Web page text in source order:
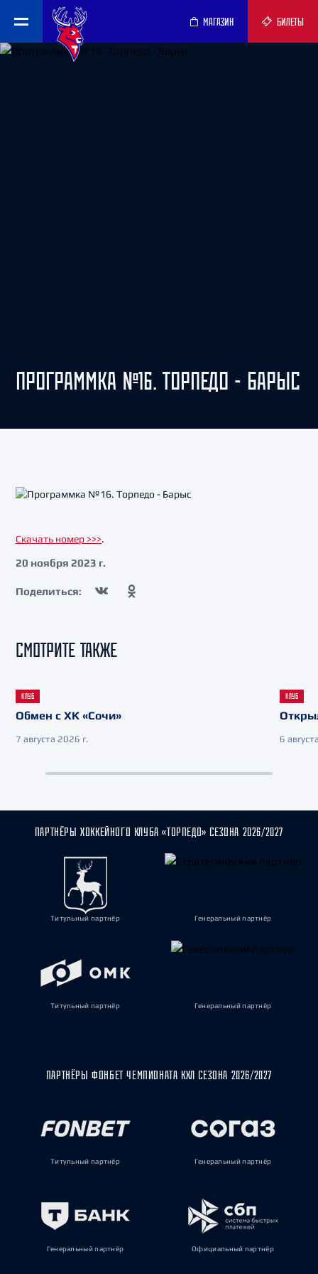
МАГАЗИН БИЛЕТЫ
ПРОГРАММКА №16. ТОРПЕДО - БАРЫС
Скачать номер >>>.
20 ноября 2023 г.
Поделиться:
СМОТРИТЕ ТАКЖЕ
КЛУБ
Обмен с ХК «Сочи»
7 августа 2026 г.
КЛУБ
6
ПАРТНЁРЫ ХОККЕЙНОГО КЛУБА «ТОРПЕДО» СЕЗОНА 2026/2027
Титульный партнёр Генеральный партнёр
Титульный партнёр Генеральный партнёр
ПАРТНЁРЫ ФОНБЕТ ЧЕМПИОНАТА КХЛ СЕЗОНА 2026/2027
Титульный партнёр Генеральный партнёр
Генеральный партнёр Официальный партнёр